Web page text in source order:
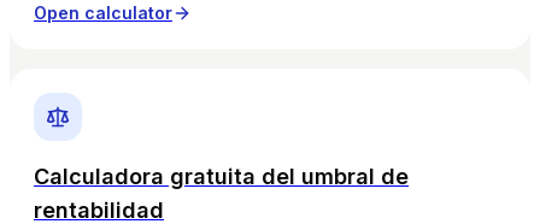
ventas por hora de mano de obra y etiqueta si su número
Open calculator
Calculadora gratuita del umbral de
rentabilidad